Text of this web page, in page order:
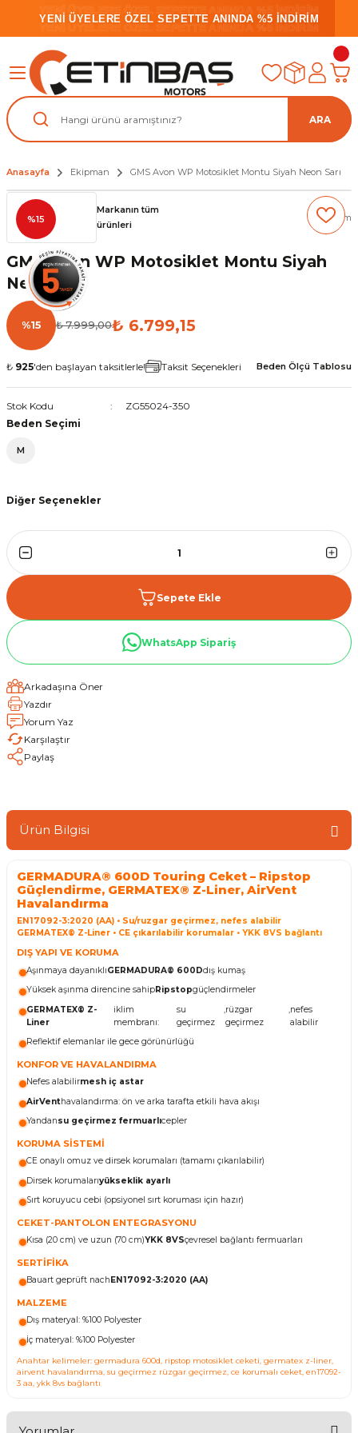
YENİ ÜYELERE ÖZEL SEPETTE ANINDA %5 İNDİRİM
YENİ ÜYELERE ÖZEL SEPETTE ANINDA %5 İNDİRİM
YENİ ÜYELERE ÖZEL SEPETTE ANINDA %5 İNDİRİM
ARA
Anasayfa Ekipman GMS Avon WP Motosiklet Montu Siyah Neon Sarı
%15
Markanın tüm
ürünleri
(0) Yorum
GMS Avon WP Motosiklet Montu Siyah
Neon Sarı
%15 ₺ 7.999,00₺ 6.799,15
₺ 925'den başlayan taksitlerle! Taksit Seçenekleri Beden Ölçü Tablosu
Stok Kodu
ZG55024-350
Beden Seçimi
M
Diğer Seçenekler
GMS Avon WP Motosiklet Montu Siyah Beyaz
Sepete Ekle
WhatsApp Sipariş
Arkadaşına Öner
Yazdır
Yorum Yaz
Karşılaştır
Paylaş
Ürün Bilgisi
GERMADURA® 600D Touring Ceket – Ripstop
Güçlendirme, GERMATEX® Z-Liner, AirVent
Havalandırma
EN17092-3:2020 (AA) • Su/ruzgar geçirmez, nefes alabilir
GERMATEX® Z-Liner • CE çıkarılabilir korumalar • YKK 8VS bağlantı
DIŞ YAPI VE KORUMA
Aşınmaya dayanıklıGERMADURA® 600Ddış kumaş
Yüksek aşınma direncine sahipRipstopgüçlendirmeler
GERMATEX® Z-
Liner
iklim
membranı:
su
geçirmez
,rüzgar
geçirmez
,nefes
alabilir
Reflektif elemanlar ile gece görünürlüğü
KONFOR VE HAVALANDIRMA
Nefes alabilirmesh iç astar
AirVenthavalandırma: ön ve arka tarafta etkili hava akışı
Yandansu geçirmez fermuarlıcepler
KORUMA SİSTEMİ
CE onaylı omuz ve dirsek korumaları (tamamı çıkarılabilir)
Dirsek korumalarıyükseklik ayarlı
Sırt koruyucu cebi (opsiyonel sırt koruması için hazır)
CEKET-PANTOLON ENTEGRASYONU
Kısa (20 cm) ve uzun (70 cm)YKK 8VSçevresel bağlantı fermuarları
SERTİFİKA
Bauart geprüft nach EN17092-3:2020 (AA)
MALZEME
Dış materyal: %100 Polyester
İç materyal: %100 Polyester
Anahtar kelimeler: germadura 600d, ripstop motosiklet ceketi, germatex z-liner,
airvent havalandırma, su geçirmez rüzgar geçirmez, ce korumalı ceket, en17092-
3 aa, ykk 8vs bağlantı